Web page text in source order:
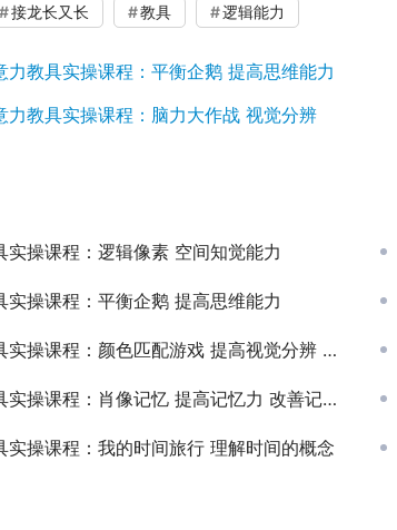
接龙长又长 教具 逻辑能力
力教具实操课程：平衡企鹅 提高思维能力
力教具实操课程：脑力大作战 视觉分辨
实操课程：逻辑像素 空间知觉能力
实操课程：平衡企鹅 提高思维能力
操课程：颜色匹配游戏 提高视觉分辨 背景分辨
操课程：肖像记忆 提高记忆力 改善记不好 记不牢
实操课程：我的时间旅行 理解时间的概念